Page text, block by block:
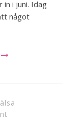
in i juni. Idag
något